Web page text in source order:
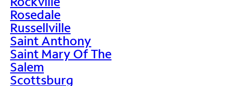
Rosedale
Russellville
Saint Anthony
Saint Mary Of The
Salem
Scottsburg